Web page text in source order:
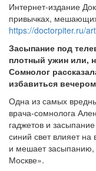
Интернет-издание
привычках,
https://doctorpiter.ru/
Засыпание под
плотный ужин или,
Сомнолог
избавиться
Одна из самых
врача-сомнолога
гаджетов и
синий свет влияет
и мешает засыпанию,
Москве».